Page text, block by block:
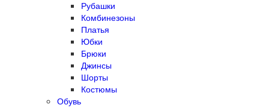
Рубашки
Комбинезоны
Платья
Юбки
Брюки
Джинсы
Шорты
Костюмы
Обувь